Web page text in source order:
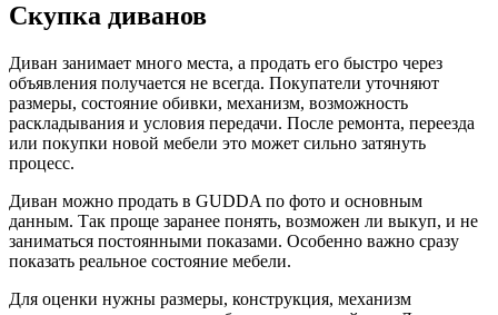
Скупка диванов
Диван занимает много места, а продать его быстро через
объявления получается не всегда. Покупатели уточняют
размеры, состояние обивки, механизм, возможность
раскладывания и условия передачи. После ремонта, переезда
или покупки новой мебели это может сильно затянуть
процесс.
Диван можно продать в GUDDA по фото и основным
данным. Так проще заранее понять, возможен ли выкуп, и не
заниматься постоянными показами. Особенно важно сразу
показать реальное состояние мебели.
Для оценки нужны размеры, конструкция, механизм